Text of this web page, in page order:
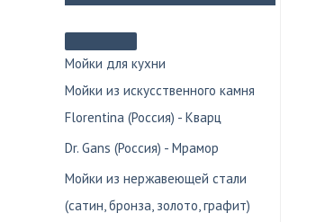
Мойки для кухни
Мойки из искусственного камня
Florentina (Россия) - Кварц
Dr. Gans (Россия) - Мрамор
Мойки из нержавеющей стали
(сатин, бронза, золото, графит)